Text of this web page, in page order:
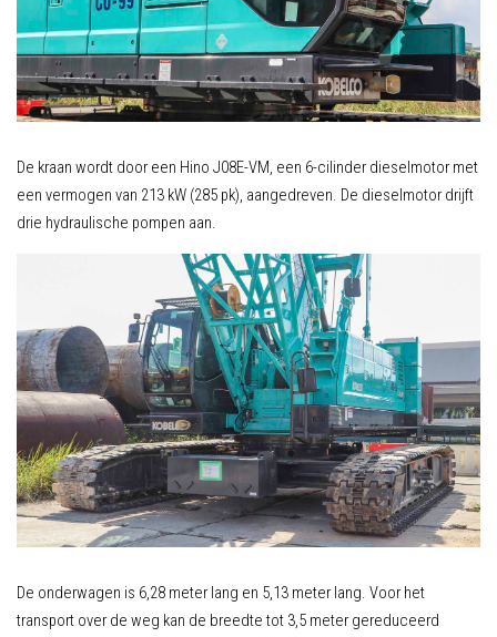
De kraan wordt door een Hino J08E-VM, een 6-cilinder dieselmotor met
een vermogen van 213 kW (285 pk), aangedreven. De dieselmotor drijft
drie hydraulische pompen aan.
De onderwagen is 6,28 meter lang en 5,13 meter lang. Voor het
transport over de weg kan de breedte tot 3,5 meter gereduceerd